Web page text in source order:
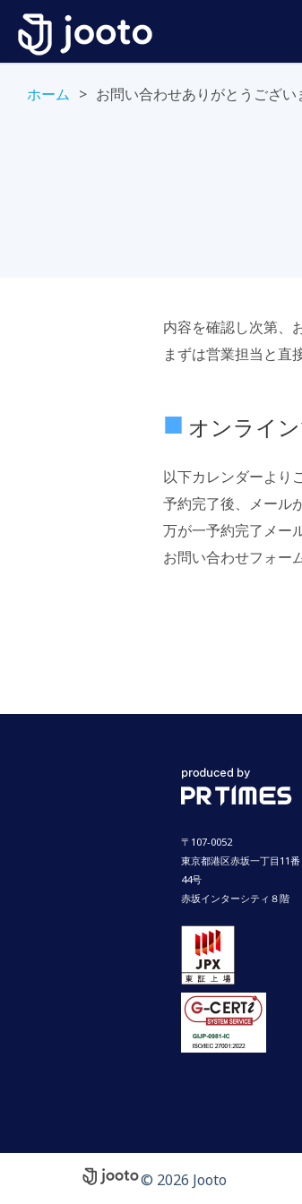
ホーム > お問い合わせありがとうござい
内容を確認し次第、
まずは営業担当と直
オンライ
以下カレンダーより
予約完了後、メール
万が一予約完了メー
お問い合わせフォー
〒107-0052
東京都港区赤坂一丁目11番
44号
赤坂インターシティ８階
© 2026 Jooto